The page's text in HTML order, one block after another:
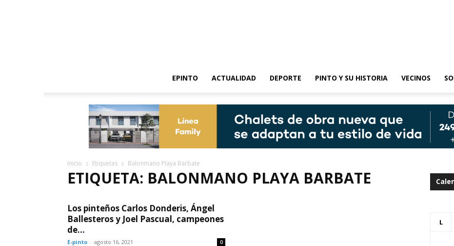
EPINTO
ACTUALIDAD DEPORTE PINTO Y SU HISTORIA VECINOS
Inicio Etiquetas Balonmano Playa Barbate
ETIQUETA: BALONMANO PLAYA BARBATE
Los pinteños Carlos Donderis, Ángel
Ballesteros y Joel Pascual, campeones
de...
E-pinto - agosto 16, 2021 0
L